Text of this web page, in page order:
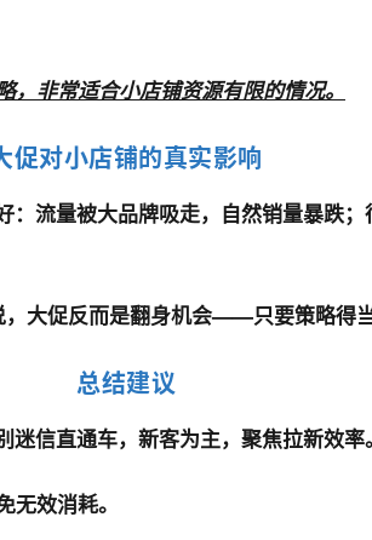
非常适合小店铺资源有限的情况。
促对小店铺的真实影响
：流量被大品牌吸走，自然销量暴跌
大促反而是翻身机会——只要策略得
总结建议
信直通车，新客为主，聚焦拉新效率。
效消耗。